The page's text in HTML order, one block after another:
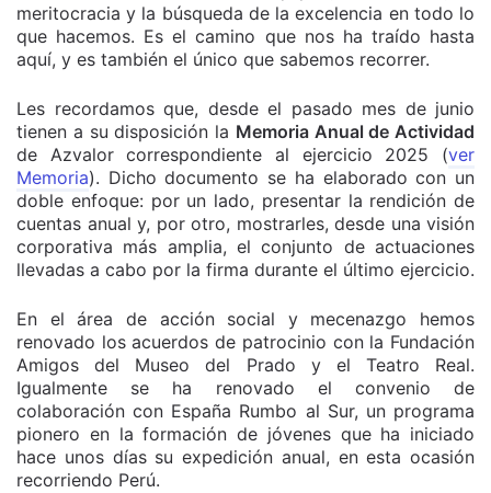
meritocracia y la búsqueda de la excelencia en todo lo
que hacemos. Es el camino que nos ha traído hasta
aquí, y es también el único que sabemos recorrer.
Les recordamos que, desde el pasado mes de junio
tienen a su disposición la Memoria Anual de Actividad
de Azvalor correspondiente al ejercicio 2025 (ver
Memoria). Dicho documento se ha elaborado con un
doble enfoque: por un lado, presentar la rendición de
cuentas anual y, por otro, mostrarles, desde una visión
corporativa más amplia, el conjunto de actuaciones
llevadas a cabo por la firma durante el último ejercicio.
En el área de acción social y mecenazgo hemos
renovado los acuerdos de patrocinio con la Fundación
Amigos del Museo del Prado y el Teatro Real.
Igualmente se ha renovado el convenio de
colaboración con España Rumbo al Sur, un programa
pionero en la formación de jóvenes que ha iniciado
hace unos días su expedición anual, en esta ocasión
recorriendo Perú.